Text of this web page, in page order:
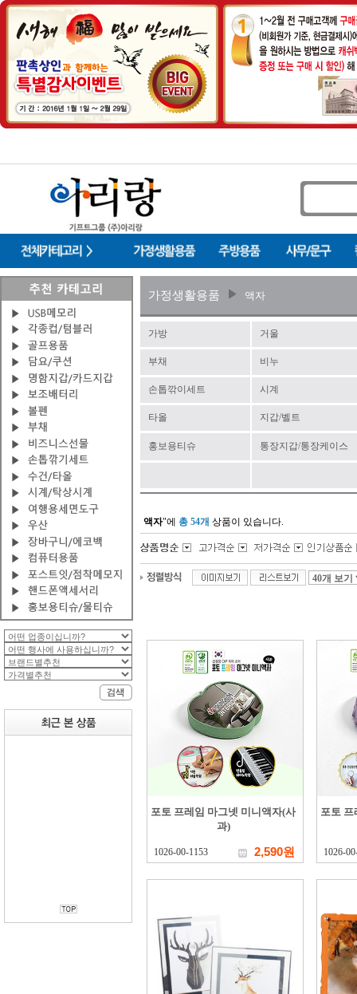
가정생활용품 액자
가방 거울
부채 비누
손톱깎이세트 시계
타올 지갑/벨트
홍보용티슈 통장지갑/통장케이스
액자"에 총 54개 상품이 있습니다.
포토 프레임 마그넷 미니액자(사
과)
1026-00-1153 2,590원
포토 프
1026-